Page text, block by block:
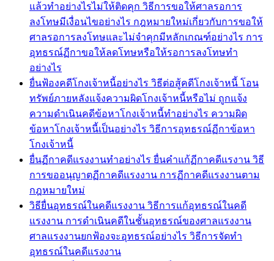
แล้วทำอย่างไรไม่ให้ติดคุก วิธีการขอให้ศาลรอการ
ลงโทษมีเงื่อนไขอย่างไร กฎหมายใหม่เกี่ยวกับการขอให้
ศาลรอการลงโทษและไม่จำคุกมีหลักเกณฑ์อย่างไร การ
อุทธรณ์ฏีกาขอให้ลดโทษหรือให้รอการลงโทษทำ
อย่างไร
ยื่นฟ้องคดีโกงเจ้าหนี้อย่างไร วิธีต่อสู้คดีโกงเจ้าหนี้ โอน
ทรัพย์ภายหลังแจ้งความผิดโกงเจ้าหนี้หรือไม่ ถูกแจ้ง
ความดำเนินคดีข้อหาโกงเจ้าหนี้ทำอย่างไร ความผิด
ข้อหาโกงเจ้าหนี้เป็นอย่างไร วิธีการอุทธรณ์ฏีกาข้อหา
โกงเจ้าหนี้
ยื่นฏีกาคดีแรงงานทำอย่างไร ยื่นคำแก้ฏีกาคดีแรงาน วิธี
การขออนุญาตฏีกาคดีแรงงาน การฏีกาคดีแรงงานตาม
กฎหมายใหม่
วิธียื่นอุทธรณ์ในคดีแรงงาน วิธีการแก้อุทธรณ์ในคดี
แรงงาน การดำเนินคดีในชั้นอุทธรณ์ของศาลแรงงาน
ศาลแรงงานยกฟ้องจะอุทธรณ์อย่างไร วิธีการจัดทำ
อุทธรณ์ในคดีแรงงาน